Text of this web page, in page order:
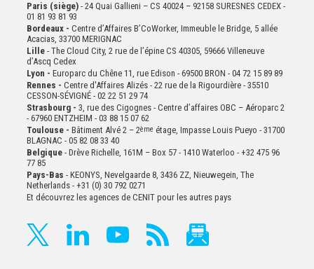
Paris (siège) - 24 Quai Gallieni – CS 40024 – 92158 SURESNES CEDEX -
01 81 93 81 93
Bordeaux - Centre d’Affaires B’CoWorker, Immeuble le Bridge, 5 allée
Acacias, 33700 MERIGNAC
Lille- The Cloud City, 2 rue de l’épine CS 40305, 59666 Villeneuve
d’Ascq Cedex
Lyon - Europarc du Chêne 11, rue Edison - 69500 BRON - 04 72 15 89 89
Rennes - Centre d'Affaires Alizés - 22 rue de la Rigourdière - 35510
CESSON-SÉVIGNÉ - 02 22 51 29 74
Strasbourg - 3, rue des Cigognes - Centre d’affaires OBC – Aéroparc 2
- 67960 ENTZHEIM - 03 88 15 07 62
Toulouse - Bâtiment Alvé 2 – 2ème étage, Impasse Louis Pueyo - 31700
BLAGNAC - 05 82 08 33 40
Belgique- Drève Richelle, 161M – Box 57 - 1410 Waterloo - +32 475 96
77 85
Pays-Bas - KEONYS, Nevelgaarde 8, 3436 ZZ, Nieuwegein, The
Netherlands - +31 (0) 30 792 0271
Et découvrez les agences de CENIT pour les autres pays